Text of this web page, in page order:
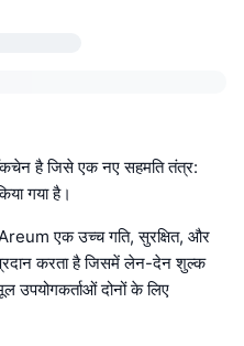
है जिसे एक नए सहमति तंत्र:
गया है।
Areum एक उच्च गति, सुरक्षित, और
प्रदान करता है जिसमें लेन-देन शुल्क
उपयोगकर्ताओं दोनों के लिए